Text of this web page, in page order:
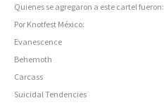
Quienes se agregaron a este cartel fueron:
Por Knotfest México:
Evanescence
Behemoth
Carcass
Suicidal Tendencies